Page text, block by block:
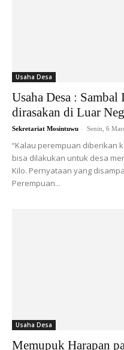
Usaha Desa
Usaha Desa :
dirasakan di Luar
Sekretariat Mosintuwu - Senin, 6
“Kalau perempuan diberikan
bisa dilakukan untuk desa
Kilo. Pernyataan yang
Perempuan...
Usaha Desa
Memupuk Harapan